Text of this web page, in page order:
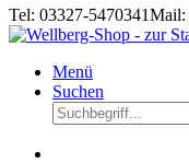
Tel: 03327-5470341Mail:
Menü
Suchen